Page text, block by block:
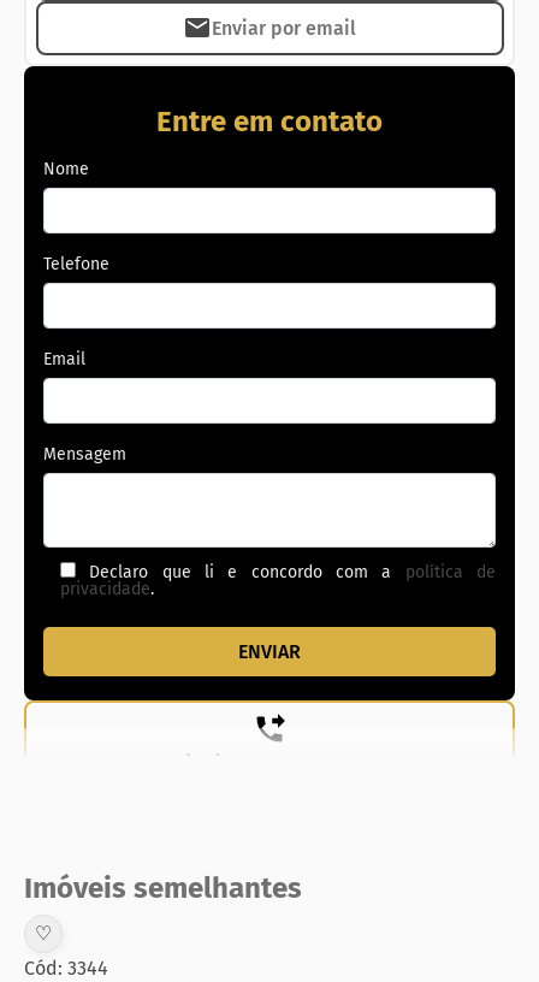
Enviar por email
Entre em contato
Nome
Telefone
Email
Mensagem
Declaro que li e concordo com a política de
privacidade.
(62) 99831-0020
Imóveis semelhantes
♡
Cód: 3344